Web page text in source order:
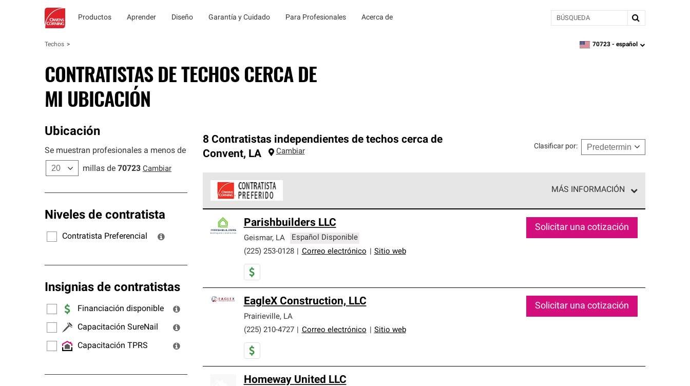
Productos Aprender Diseño Garantía y Cuidado Para Profesionales Acerca de BÚSQUEDA
Techos zipcode,language
70723 - español
CONTRATISTAS DE TECHOS CERCA DE
MI UBICACIÓN
Ubicación
Se muestran profesionales a menos de
millas de 70723 Cambiar
Niveles de contratista
Contratista Preferencial
Insignias de contratistas
Financiación disponible
Capacitación SureNail
Capacitación TPRS
8 Contratistas independientes de techos cerca de
Convent, LA Cambiar
Clasificar por:
MÁS INFORMACIÓN
cumplen con altos estándares y requisitos estrictos de profesionalismo y confiabilidad.
Parishbuilders LLC
Geismar, LA
Español Disponible
(225) 253-0128
Correo electrónico Sitio web
Solicitar una cotización
EagleX Construction, LLC
Prairieville, LA
(225) 210-4727
Correo electrónico Sitio web
Solicitar una cotización
Homeway United LLC